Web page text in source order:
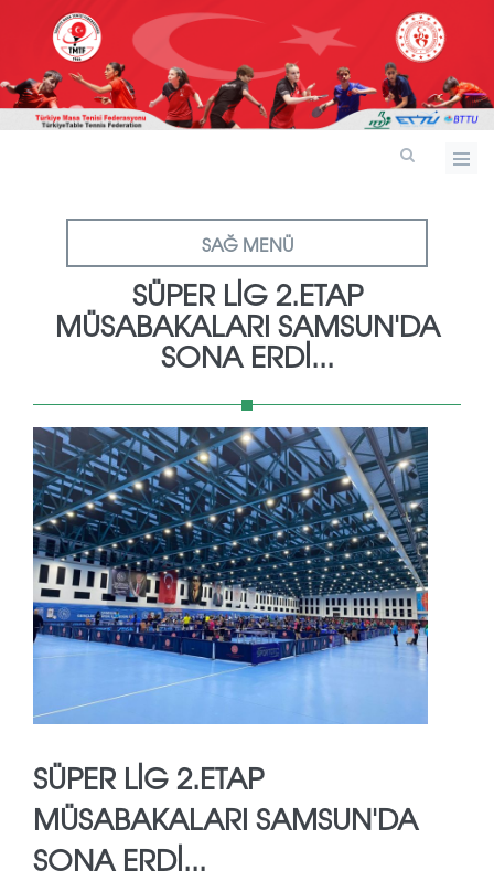
SAĞ MENÜ
SÜPER LİG 2.ETAP
MÜSABAKALARI SAMSUN'DA
SONA ERDİ...
SÜPER LİG 2.ETAP
MÜSABAKALARI SAMSUN'DA
SONA ERDİ...